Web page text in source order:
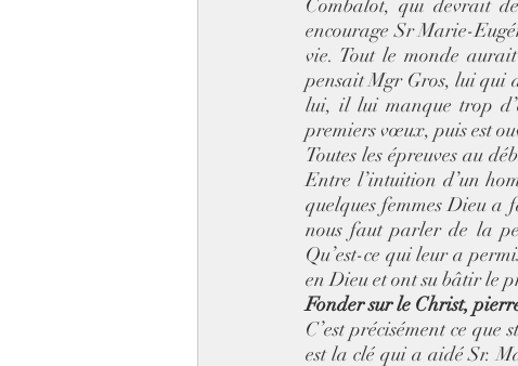
Combalot, qui devrait
encourage Sr Marie-
vie. Tout le monde
pensait Mgr Gros, lui qui
lui, il lui manque trop
premiers vœux, puis est
Toutes les épreuves au
Entre l’intuition d’un
quelques femmes Dieu a
nous faut parler de la
Qu’est-ce qui leur a
en Dieu et ont su bâtir
Fonder sur le Christ,
C’est précisément ce
est la clé qui a aidé Sr.